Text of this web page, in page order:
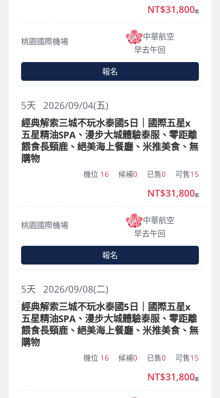
桃園國際機場
中華航空
早去午回
NT$31,800起
報名
2026/09/04(五)
5天
經典解索三城不玩水泰國5日｜國際五星x
五星精油SPA、漫步大城體驗泰服、零距離
餵食長頸鹿、絕美海上餐廳、米推美食、無
購物
機位 16 候補0 已售0 可售15
桃園國際機場
中華航空
早去午回
NT$31,800起
報名
2026/09/08(二)
5天
經典解索三城不玩水泰國5日｜國際五星x
五星精油SPA、漫步大城體驗泰服、零距離
餵食長頸鹿、絕美海上餐廳、米推美食、無
購物
機位 16 候補0 已售0 可售15
NT$31,800起